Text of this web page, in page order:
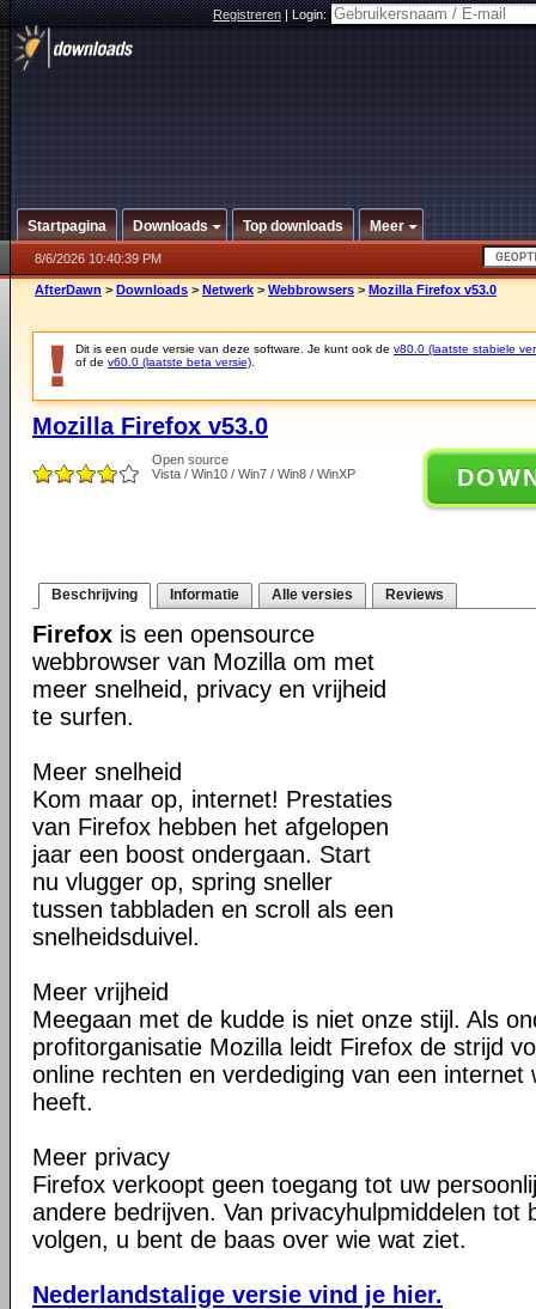
Registreren|Login:
Startpagina Downloads Top downloads Meer
8/6/2026 10:40:39 PM
AfterDawn > Downloads > Netwerk > Webbrowsers > Mozilla Firefox v53.0
Dit is een oude versie van deze software. Je kunt ook de v80.0 (laatste stabiele
of de v60.0 (laatste beta versie)
Mozilla Firefox v53.0
Open source
Vista / Win10 / Win7 / Win8 / WinXP
Beschrijving Informatie Alle versies Reviews
Firefox is een opensource
webbrowser van Mozilla om met
meer snelheid, privacy en vrijheid
te surfen.
Meer snelheid
Kom maar op, internet! Prestaties
van Firefox hebben het afgelopen
jaar een boost ondergaan. Start
nu vlugger op, spring sneller
tussen tabbladen en scroll als een
snelheidsduivel.
Meer vrijheid
Meegaan met de kudde is niet onze stijl. Als
profitorganisatie Mozilla leidt Firefox de strijd
online rechten en verdediging van een internet
heeft.
Meer privacy
Firefox verkoopt geen toegang tot uw
andere bedrijven. Van privacyhulpmiddelen tot
volgen, u bent de baas over wie wat ziet.
Nederlandstalige versie vind je hier.